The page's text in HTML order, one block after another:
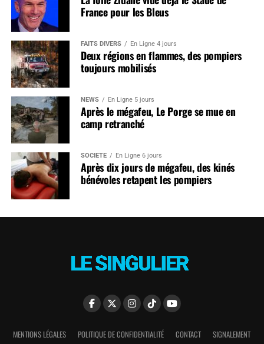
France pour les Bleus
FAITS DIVERS En Ligne 4 jours
Deux régions en flammes, des pompiers
toujours mobilisés
NEWS En Ligne 5 jours
Après le mégafeu, Le Porge se mue en
camp retranché
SOCIÉTÉ En Ligne 6 jours
Après dix jours de mégafeu, des kinés
bénévoles retapent les pompiers
MENTIONS LÉGALES POLITIQUE DE CONFIDENTIALITÉ CONTACT SIGNALEMENT